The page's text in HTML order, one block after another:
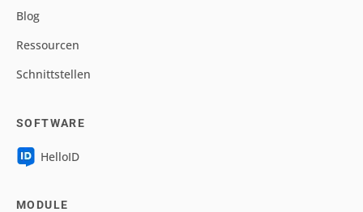
Blog
Ressourcen
Schnittstellen
SOFTWARE
HelloID
MODULE